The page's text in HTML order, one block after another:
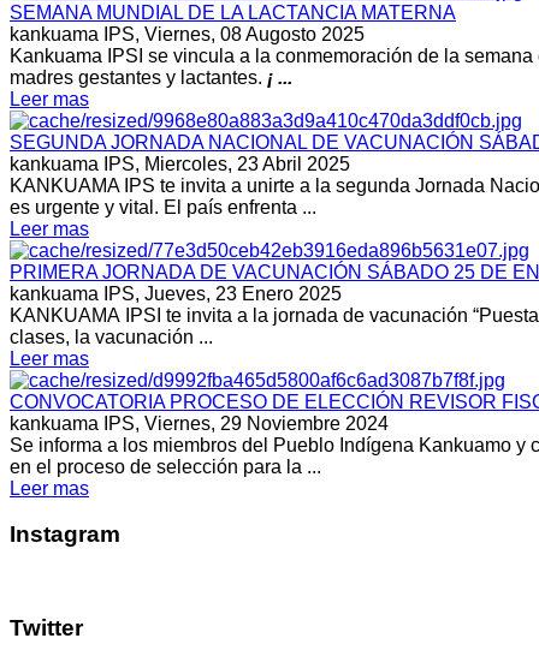
SEMANA MUNDIAL DE LA LACTANCIA MATERNA
kankuama IPS, Viernes, 08 Augosto 2025
Kankuama IPSI se vincula a la conmemoración de la
madres gestantes y lactantes. ¡ ...
Leer mas
SEGUNDA JORNADA NACIONAL DE VACUNACIÓN
kankuama IPS, Miercoles, 23 Abril 2025
KANKUAMA IPS te invita a unirte a la segunda Jornada
es urgente y vital. El país enfrenta ...
Leer mas
PRIMERA JORNADA DE VACUNACIÓN SÁBADO 25 DE
kankuama IPS, Jueves, 23 Enero 2025
KANKUAMA IPSI te invita a la jornada de vacunación
clases, la vacunación ...
Leer mas
CONVOCATORIA PROCESO DE ELECCIÓN REVISOR
kankuama IPS, Viernes, 29 Noviembre 2024
Se informa a los miembros del Pueblo Indígena Kankuamo
en el proceso de selección para la ...
Leer mas
Instagram
Twitter